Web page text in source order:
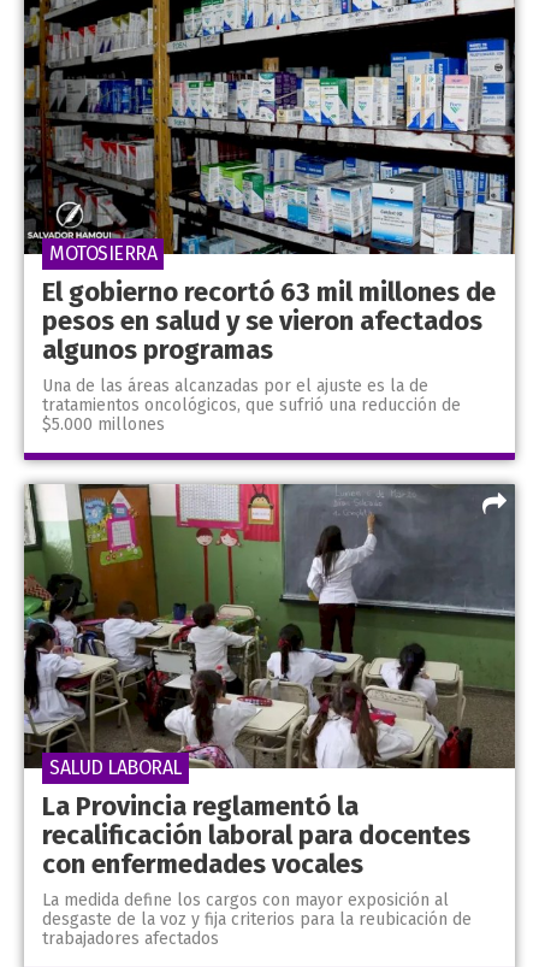
El gobierno recortó 63 mil millones de
pesos en salud y se vieron afectados
algunos programas
Una de las áreas alcanzadas por el ajuste es la de
tratamientos oncológicos, que sufrió una reducción de
$5.000 millones
MOTOSIERRA
La Provincia reglamentó la
recalificación laboral para docentes
con enfermedades vocales
La medida define los cargos con mayor exposición al
desgaste de la voz y fija criterios para la reubicación de
trabajadores afectados
SALUD LABORAL